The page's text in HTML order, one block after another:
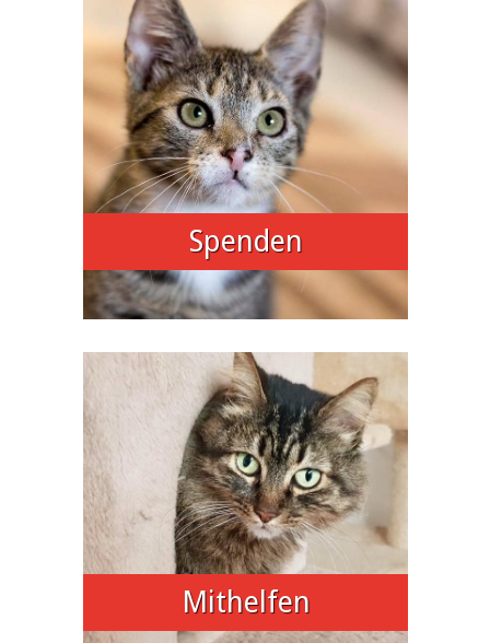
Spenden
Mithelfen